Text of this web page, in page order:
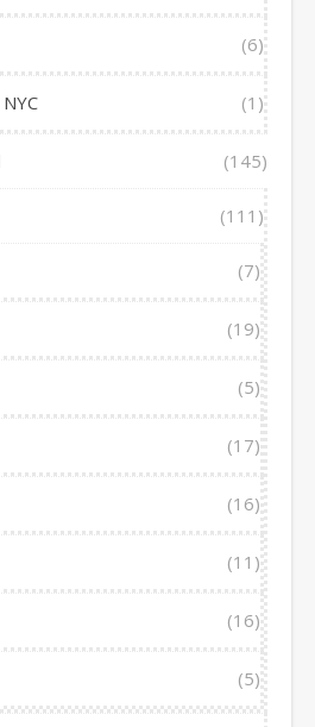
(6)
(1)
(145)
(111)
(7)
(19)
(5)
(17)
(16)
(11)
(16)
(5)